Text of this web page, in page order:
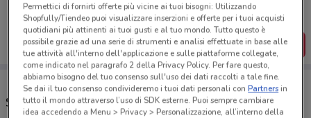
salvarle e creare la tua lista del risparmio, comodamente
dal tuo cellulare.
SCARICA L’APP
Supermercati e orari Panorama
Permettici di fornirti offerte più vicine ai tuoi bisogni: Utilizzando
Shopfully/Tiendeo puoi visualizzare inserzioni e offerte per i tuoi acquisti
quotidiani più attinenti ai tuoi gusti e al tuo mondo. Tutto questo è
possibile grazie ad una serie di strumenti e analisi effettuate in base alle
tue attività all'interno dell'applicazione e sulle piattaforme collegate,
come indicato nel paragrafo 2 della Privacy Policy. Per fare questo,
abbiamo bisogno del tuo consenso sull'uso dei dati raccolti a tale fine.
Se dai il tuo consenso condivideremo i tuoi dati personali conPartnersin
tutto il mondo attraverso l’uso di SDK esterne. Puoi sempre cambiare
idea accedendo a Menu > Privacy > Personalizzazione, all’interno della